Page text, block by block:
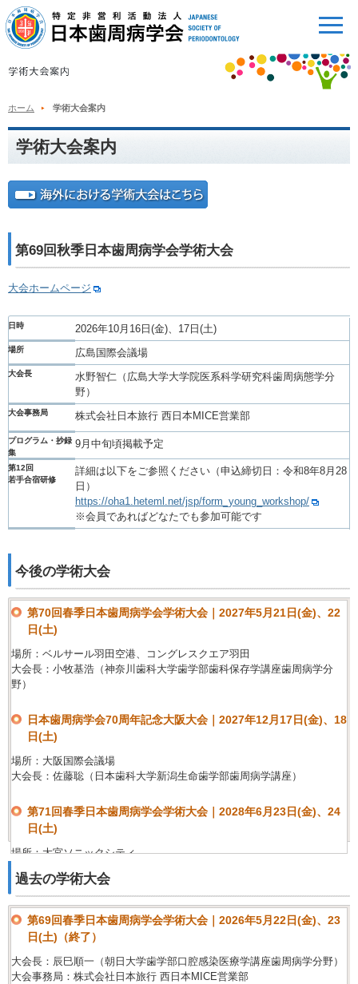
ホーム 学術大会案内
学術大会案内
第69回秋季日本歯周病学会学術大会
大会ホームページ
日時 2026年10月16日(金)、17日(土)
場所 広島国際会議場
大会長
水野智仁（広島大学大学院医系科学研究科歯周病態学分
野）
大会事務局 株式会社日本旅行 西日本MICE営業部
プログラム・抄録
集
9月中旬頃掲載予定
第12回
若手合宿研修
詳細は以下をご参照ください（申込締切日：令和8年8月28
日）
https://oha1.heteml.net/jsp/form_young_workshop/
※会員であればどなたでも参加可能です
今後の学術大会
第70回春季日本歯周病学会学術大会｜2027年5月21日(金)、22
日(土)
場所：ベルサール羽田空港、コングレスクエア羽田
大会長：小牧基浩（神奈川歯科大学歯学部歯科保存学講座歯周病学分
野）
日本歯周病学会70周年記念大阪大会｜2027年12月17日(金)、18
日(土)
場所：大阪国際会議場
大会長：佐藤聡（日本歯科大学新潟生命歯学部歯周病学講座）
第71回春季日本歯周病学会学術大会｜2028年6月23日(金)、24
日(土)
場所：大宮ソニックシティ
野）
第71回秋季日本歯周病学会学術大会｜2028年12月1日（金）、
2日（土）
場所：東京ファッションタウンビル(TFTホール)
大会長：長野孝俊（鶴見大学歯学部歯周病学講座）
過去の学術大会
第69回春季日本歯周病学会学術大会｜2026年5月22日(金)、23
日(土)（終了）
大会長：辰巳順一（朝日大学歯学部口腔感染医療学講座歯周病学分野）
大会事務局：株式会社日本旅行 西日本MICE営業部